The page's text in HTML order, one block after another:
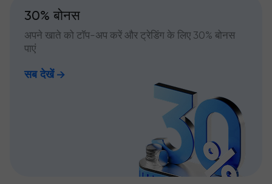
30% बोनस
अपने खाते को टॉप-अप करें और ट्रेडिंग के लिए 30% बोनस
पाएं
सब देखें